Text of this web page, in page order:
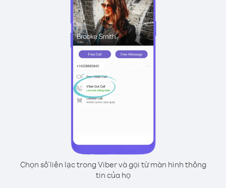
Chọn số liên lạc trong Viber và gọi từ màn hình thông
tin của họ